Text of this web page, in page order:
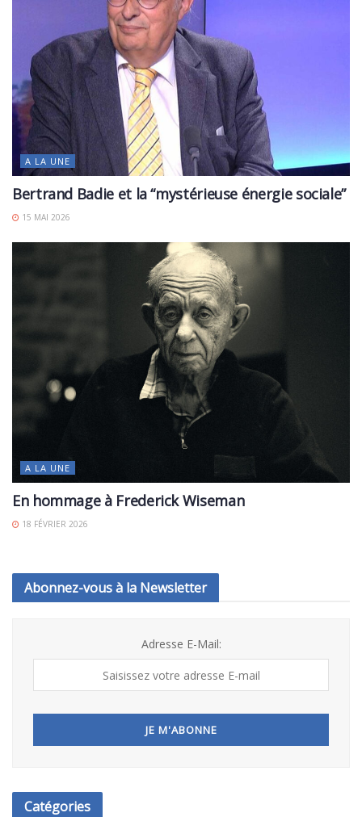
A LA UNE
Bertrand Badie et la “mystérieuse énergie sociale”
15 MAI 2026
A LA UNE
En hommage à Frederick Wiseman
18 FÉVRIER 2026
Abonnez-vous à la Newsletter
Adresse E-Mail:
Catégories